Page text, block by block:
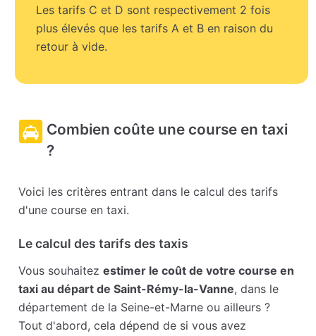
Les tarifs C et D sont respectivement 2 fois
plus élevés que les tarifs A et B en raison du
retour à vide.
Combien coûte une course en taxi
?
Voici les critères entrant dans le calcul des tarifs
d'une course en taxi.
Le calcul des tarifs des taxis
Vous souhaitezestimer le coût de votre course en
taxi au départ de Saint-Rémy-la-Vanne, dans le
département de la Seine-et-Marne ou ailleurs ?
Tout d'abord, cela dépend de si vous avez